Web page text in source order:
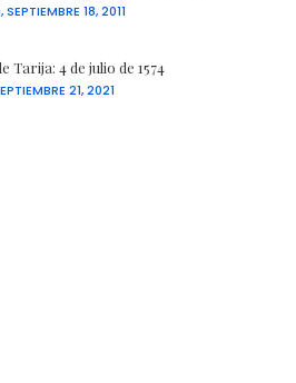
18, 2011
Tarija: 4 de julio de 1574
21, 2021